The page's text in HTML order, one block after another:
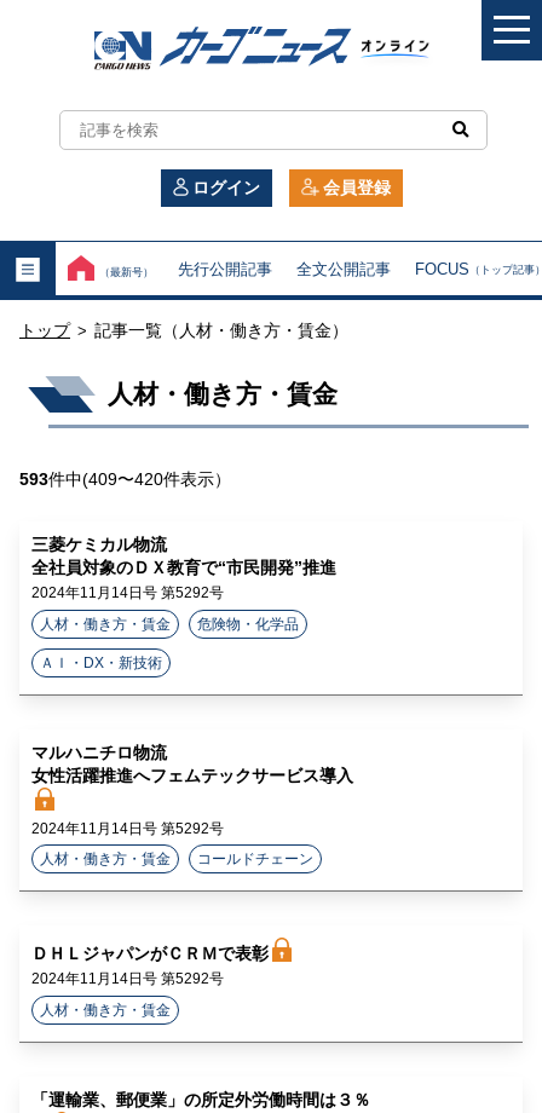
カ
ー
ニ
ュ
ス
ラ
イ
ン
ログイン 会員登録
（最新号） 先行公開記事 全文公開記事 FOCUS （トップ記事
トップ > 記事一覧（人材・働き方・賃金）
人材・働き方・賃金
593件中(409〜420件表示）
三菱ケミカル物流
全社員対象のＤＸ教育で“市民開発”推進
2024年11月14日号 第5292号
人材・働き方・賃金
危険物・化学品
ＡＩ・DX・新技術
マルハニチロ物流
女性活躍推進へフェムテックサービス導入
2024年11月14日号 第5292号
人材・働き方・賃金
コールドチェーン
ＤＨＬジャパンがＣＲＭで表彰
2024年11月14日号 第5292号
人材・働き方・賃金
「運輸業、郵便業」の所定外労働時間は３％